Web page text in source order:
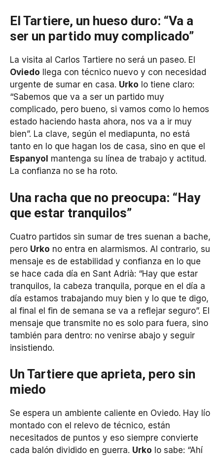
El Tartiere, un hueso duro: “Va a
ser un partido muy complicado”
La visita al Carlos Tartiere no será un paseo. El
Oviedo llega con técnico nuevo y con necesidad
urgente de sumar en casa. Urko lo tiene claro:
“Sabemos que va a ser un partido muy
complicado, pero bueno, si vamos como lo hemos
estado haciendo hasta ahora, nos va a ir muy
bien”. La clave, según el mediapunta, no está
tanto en lo que hagan los de casa, sino en que el
Espanyol mantenga su línea de trabajo y actitud.
La confianza no se ha roto.
Una racha que no preocupa: “Hay
que estar tranquilos”
Cuatro partidos sin sumar de tres suenan a bache,
pero Urko no entra en alarmismos. Al contrario, su
mensaje es de estabilidad y confianza en lo que
se hace cada día en Sant Adrià: “Hay que estar
tranquilos, la cabeza tranquila, porque en el día a
día estamos trabajando muy bien y lo que te digo,
al final el fin de semana se va a reflejar seguro”. El
mensaje que transmite no es solo para fuera, sino
también para dentro: no venirse abajo y seguir
insistiendo.
Un Tartiere que aprieta, pero sin
miedo
Se espera un ambiente caliente en Oviedo. Hay lío
montado con el relevo de técnico, están
necesitados de puntos y eso siempre convierte
cada balón dividido en guerra. Urko lo sabe: “Ahí